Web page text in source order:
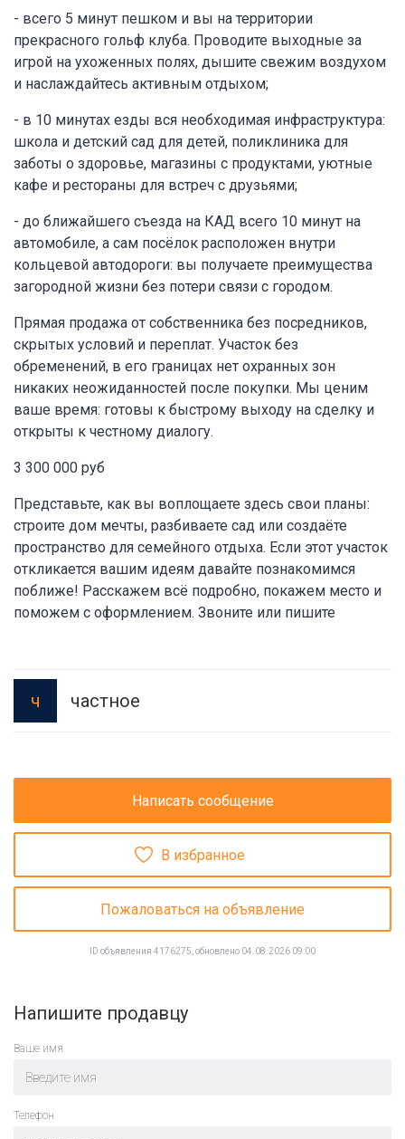
- всего 5 минут пешком и вы на территории
прекрасного гольф клуба. Проводите выходные за
игрой на ухоженных полях, дышите свежим воздухом
и наслаждайтесь активным отдыхом;
- в 10 минутах езды вся необходимая инфраструктура:
школа и детский сад для детей, поликлиника для
заботы о здоровье, магазины с продуктами, уютные
кафе и рестораны для встреч с друзьями;
- до ближайшего съезда на КАД всего 10 минут на
автомобиле, а сам посёлок расположен внутри
кольцевой автодороги: вы получаете преимущества
загородной жизни без потери связи с городом.
Прямая продажа от собственника без посредников,
скрытых условий и переплат. Участок без
обременений, в его границах нет охранных зон
никаких неожиданностей после покупки. Мы ценим
ваше время: готовы к быстрому выходу на сделку и
открыты к честному диалогу.
3 300 000 руб
Представьте, как вы воплощаете здесь свои планы:
строите дом мечты, разбиваете сад или создаёте
пространство для семейного отдыха. Если этот участок
откликается вашим идеям давайте познакомимся
поближе! Расскажем всё подробно, покажем место и
поможем с оформлением. Звоните или пишите
ч частное
Написать сообщение
В избранное
Пожаловаться на объявление
ID объявления 4176275, обновлено 04.08.2026 09:00
Напишите продавцу
Ваше имя
Телефон